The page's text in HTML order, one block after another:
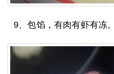
9、包馅，有肉有虾有冻。